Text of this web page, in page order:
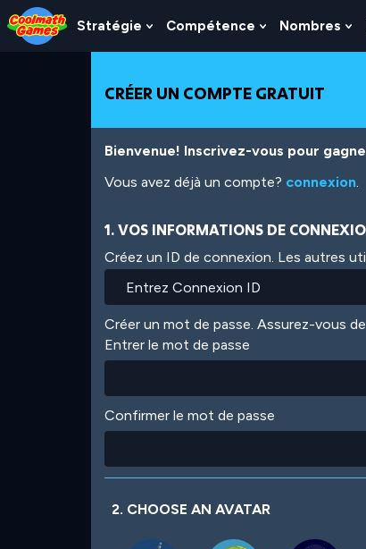
Skip
to
Top
Skip
to
Navigation
Skip
to
Main
Skip
to
Footer
Aller
au
contenu
Stratégie
Show
Submenu
Stratégie
Compétence
Show
Submenu
Compétence
Nombres
CRÉER UN COMPTE GRATUIT
Bienvenue! Inscrivez-vous pour
Vous avez déjà un compte? connexion.
1. VOS INFORMATIONS DE
Créez un ID de connexion. Les autres
Créer un mot de passe. Assurez-vous
Entrer le mot de passe
Confirmer le mot de passe
2. CHOOSE AN AVATAR